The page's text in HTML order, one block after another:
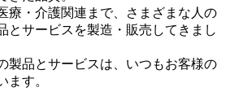
療・介護関連まで、さまざまな人の
とサービスを製造・販売してきまし
製品とサービスは、いつもお客様の
ます。